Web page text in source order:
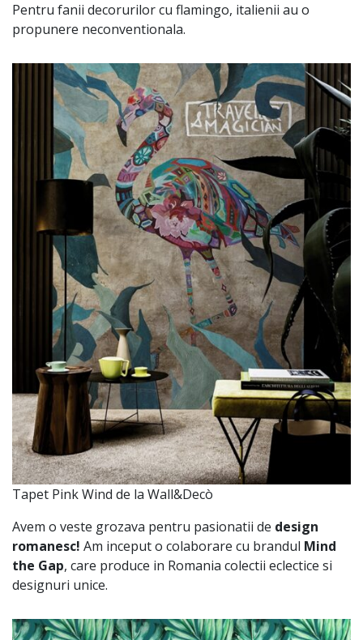
Pentru fanii decorurilor cu flamingo, italienii au o
propunere neconventionala.
Tapet Pink Wind de la Wall&Decò
Avem o veste grozava pentru pasionatii de design
romanesc! Am inceput o colaborare cu brandul Mind
the Gap, care produce in Romania colectii eclectice si
designuri unice.